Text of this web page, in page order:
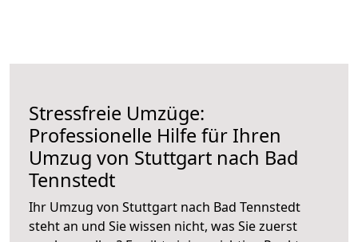
Stressfreie Umzüge:
Professionelle Hilfe für Ihren
Umzug von Stuttgart nach Bad
Tennstedt
Ihr Umzug von Stuttgart nach Bad Tennstedt
steht an und Sie wissen nicht, was Sie zuerst